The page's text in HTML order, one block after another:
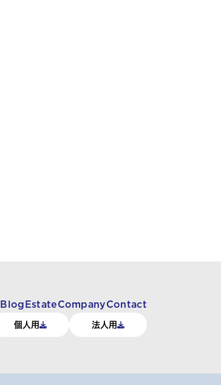
BlogEstateCompanyContact
個人用 法人用